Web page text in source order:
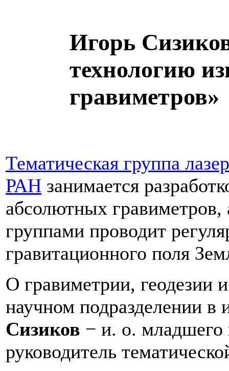
Игорь
технологию
гравиметров»
Тематическая группа
РАН занимается
абсолютных
группами проводит
гравитационного поля
О гравиметрии, геодезии
научном подразделении в
Сизиков − и. о. младшего
руководитель